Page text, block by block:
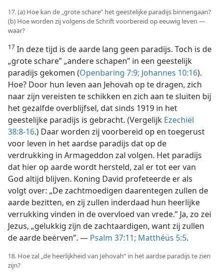
17. (a) Hoe kan de „grote schare” het geestelijke paradijs binnengaan?
(b) Hoe worden zij volgens de Schrift voorbereid op eeuwig leven —
waar?
17 In deze tijd is de aarde lang geen paradijs. Toch is de
„grote schare” „andere schapen” in een geestelijk
paradijs gekomen (Openbaring 7:9; Johannes 10:16).
Hoe? Door hun leven aan Jehovah op te dragen, zich
naar zijn vereisten te schikken en zich aan te sluiten bij
het gezalfde overblijfsel, dat sinds 1919 in het
geestelijke paradijs is gebracht. (Vergelijk Ezechiël
38:8-16.) Daar worden zij voorbereid op en toegerust
voor leven in het aardse paradijs dat op de
verdrukking in Armageddon zal volgen. Het paradijs
dat hier op aarde wordt hersteld, zal er tot eer van
God altijd blijven. Koning David profeteerde er als
volgt over: „De zachtmoedigen daarentegen zullen de
aarde bezitten, en zij zullen inderdaad hun heerlijke
verrukking vinden in de overvloed van vrede.” Ja, zo zei
Jezus, „gelukkig zijn de zachtaardigen, want zij zullen
de aarde beërven”. — Psalm 37:11; Matthéüs 5:5.
18. Hoe zal „de heerlijkheid van Jehovah” in het aardse paradijs te zien
zijn?